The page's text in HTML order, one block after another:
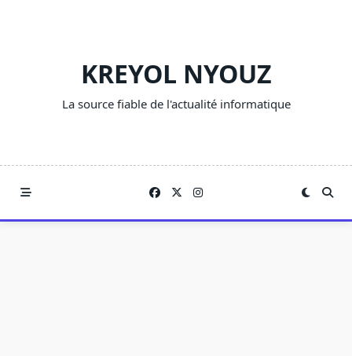
KREYOL NYOUZ
La source fiable de l'actualité informatique